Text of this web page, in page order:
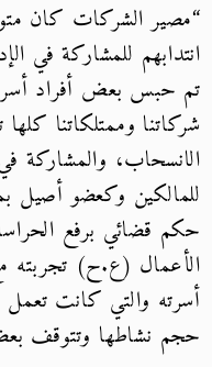
“مصير الشركات كان
انتدابهم للمشاركة في
تم حبس بعض أفراد
شركاتنا وممتلكاتنا
الانسحاب، والمشاركة
للمالكين وكعضو أصيل
حكم قضائي برفع
الأعمال (ع.ح)
أسرته والتي كانت
حجم نشاطها وتتوقف